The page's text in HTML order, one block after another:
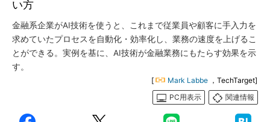
い方
金融系企業がAI技術を使うと、これまで従業員や顧客に手入力を
求めていたプロセスを自動化・効率化し、業務の速度を上げるこ
とができる。実例を基に、AI技術が金融業務にもたらす効果を示
す。
[ Mark Labbe ，TechTarget]
PC用表示
関連情報